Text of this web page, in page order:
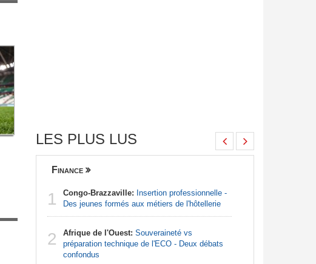
LES PLUS LUS
Finance
1 Congo-Brazzaville: Insertion professionnelle -
Des jeunes formés aux métiers de l'hôtellerie
2 Afrique de l'Ouest: Souveraineté vs
préparation technique de l'ECO - Deux débats
confondus